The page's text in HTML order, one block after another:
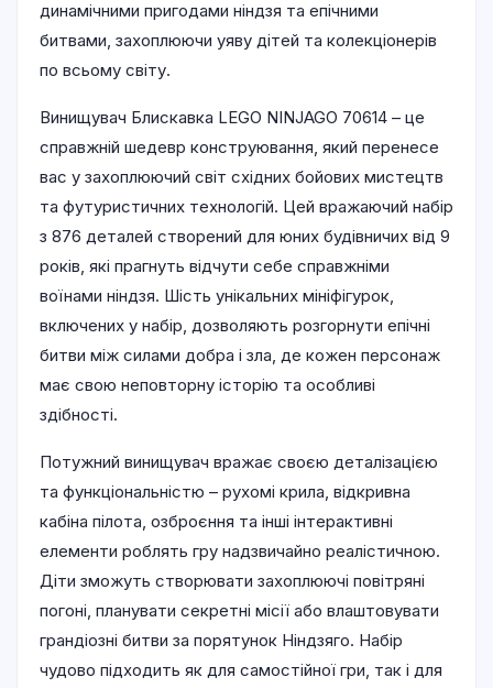
динамічними пригодами ніндзя та епічними
битвами, захоплюючи уяву дітей та колекціонерів
по всьому світу.
Винищувач Блискавка LEGO NINJAGO 70614 – це
справжній шедевр конструювання, який перенесе
вас у захоплюючий світ східних бойових мистецтв
та футуристичних технологій. Цей вражаючий набір
з 876 деталей створений для юних будівничих від 9
років, які прагнуть відчути себе справжніми
воїнами ніндзя. Шість унікальних мініфігурок,
включених у набір, дозволяють розгорнути епічні
битви між силами добра і зла, де кожен персонаж
має свою неповторну історію та особливі
здібності.
Потужний винищувач вражає своєю деталізацією
та функціональністю – рухомі крила, відкривна
кабіна пілота, озброєння та інші інтерактивні
елементи роблять гру надзвичайно реалістичною.
Діти зможуть створювати захоплюючі повітряні
погоні, планувати секретні місії або влаштовувати
грандіозні битви за порятунок Ніндзяго. Набір
чудово підходить як для самостійної гри, так і для